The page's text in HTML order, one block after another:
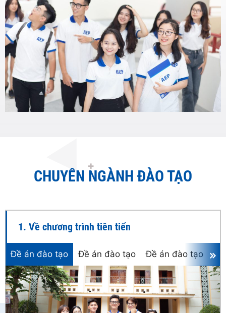
CHUYÊN NGÀNH ĐÀO TẠO
1. Về chương trình tiên tiến
Đề án đào tạo Đề án đào tạo Đề án đào tạo